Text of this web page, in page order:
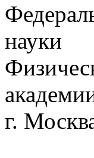
науки
г.